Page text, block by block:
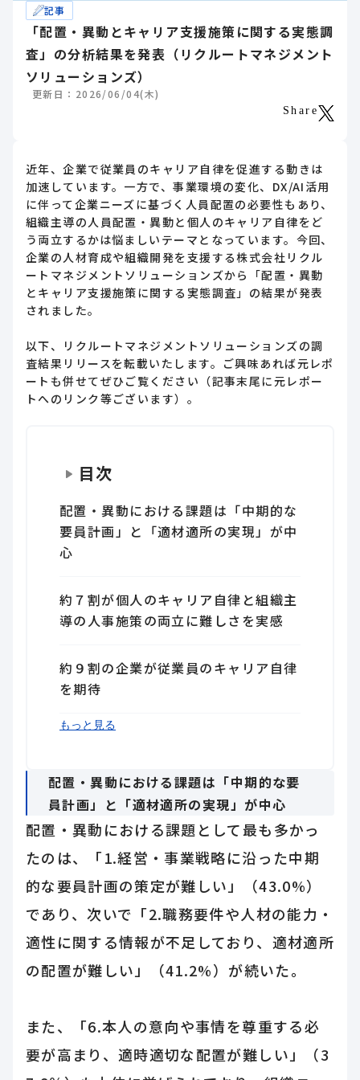
記事
「配置・異動とキャリア支援施策に関する実態調
査」の分析結果を発表（リクルートマネジメント
ソリューションズ）
更新日：2026/06/04(木)
Share
近年、企業で従業員のキャリア自律を促進する動きは
加速しています。一方で、事業環境の変化、DX/AI活用
に伴って企業ニーズに基づく人員配置の必要性もあり、
組織主導の人員配置・異動と個人のキャリア自律をど
う両立するかは悩ましいテーマとなっています。今回、
企業の人材育成や組織開発を支援する株式会社リクル
ートマネジメントソリューションズから「配置・異動
とキャリア支援施策に関する実態調査」の結果が発表
されました。
以下、リクルートマネジメントソリューションズの調
査結果リリースを転載いたします。ご興味あれば元レポ
ートも併せてぜひご覧ください（記事末尾に元レポー
トへのリンク等ございます）。
目次
配置・異動における課題は「中期的な
要員計画」と「適材適所の実現」が中
心
約７割が個人のキャリア自律と組織主
導の人事施策の両立に難しさを実感
約９割の企業が従業員のキャリア自律
を期待
キャリア自律支援の目的は「仕事への
管理職のキャリア支援は日常業務の延
4割が管理職には部下のキャリア支援
戦略的・統合的なキャリア支援は、配
調査概要
もっと見る
配置・異動における課題は「中期的な要
員計画」と「適材適所の実現」が中心
配置・異動における課題として最も多かっ
たのは、「1.経営・事業戦略に沿った中期
的な要員計画の策定が難しい」（43.0%）
であり、次いで「2.職務要件や人材の能力・
適性に関する情報が不足しており、適材適所
の配置が難しい」（41.2%）が続いた。
また、「6.本人の意向や事情を尊重する必
要が高まり、適時適切な配置が難しい」（3